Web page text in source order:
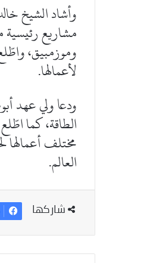
وأشاد الشيخ
مشاريع رئيسية
وموزمبيق،
لأعمالها.
ودعا ولي عهد
الطاقة، كما
مختلف أعمالها
العالم.
شاركها